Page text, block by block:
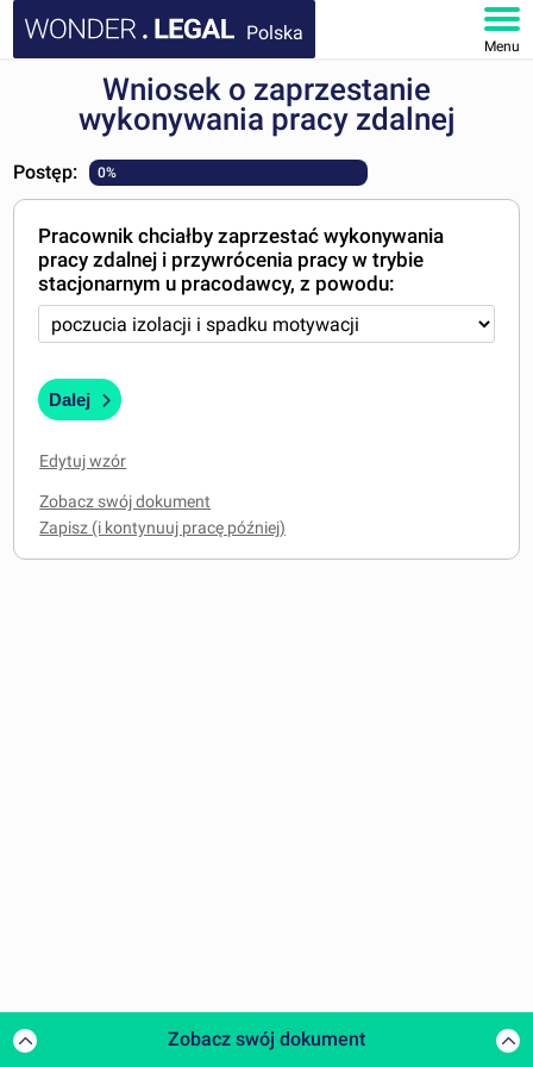
Polska
Menu
STRONA GŁÓWNA
MOJE KONTO
Wniosek o zaprzestanie
wykonywania pracy zdalnej
Postęp: 0%
Pracownik chciałby zaprzestać wykonywania
pracy zdalnej i przywrócenia pracy w trybie
stacjonarnym u pracodawcy, z powodu:
Dalej
Edytuj wzór
Zobacz swój dokument
Zobacz swój dokument